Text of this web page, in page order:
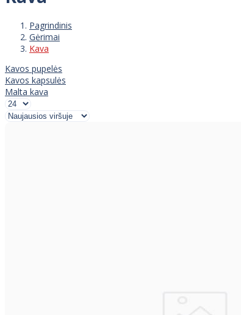
Pagrindinis
Gėrimai
Kava
Kavos pupelės
Kavos kapsulės
Malta kava